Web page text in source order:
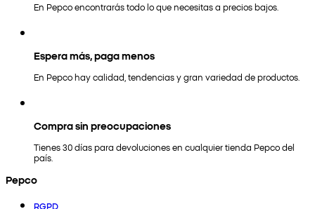
En Pepco encontrarás todo lo que necesitas a precios bajos.
Espera más, paga menos
En Pepco hay calidad, tendencias y gran variedad de productos.
Compra sin preocupaciones
Tienes 30 días para devoluciones en cualquier tienda Pepco del
país.
Pepco
RGPD